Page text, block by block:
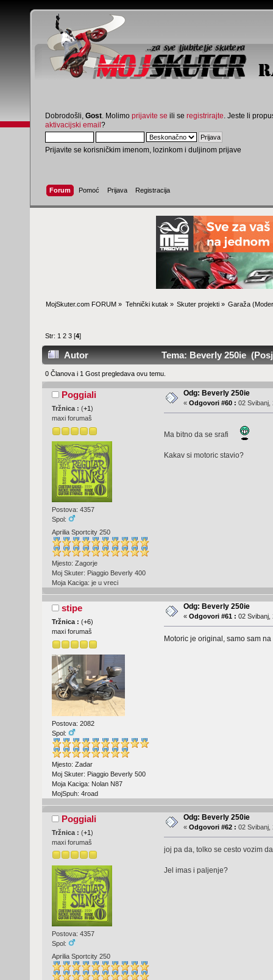
Dobrodošli, Gost . Molimo prijavite se ili se registrirajte . Jeste li
aktivacijski email?
Prijavite se korisničkim imenom, lozinkom i duljinom prijave
Forum Pomoć Prijava Registracija
MojSkuter.com FORUM » Tehnički kutak » Skuter projekti» Garaža
Str: 1 2 3 [4]
Autor Tema: Beverly 250ie
0 Članova i 1 Gost pregledava ovu temu.
Poggiali
Tržnica : (+1 )
maxi forumaš
Postova: 4357
Spol:
Aprilia Sportcity 250
Mjesto: Zagorje
Moj Skuter: Piaggio Beverly 400
Moja Kaciga: je u vreci
Odg: Beverly 250ie
« Odgovori #60 : 02 Svibanj,
Ma bitno da se srafi
Kakav si motoric stavio?
stipe
Tržnica : (+6)
maxi forumaš
Postova: 2082
Spol:
Mjesto: Zadar
Moj Skuter: Piaggio Beverly 500
Moja Kaciga: Nolan N87
MojSpuh: 4road
Odg: Beverly 250ie
« Odgovori #61 : 02 Svibanj,
Motoric je original, samo sam
Poggiali
Tržnica : (+1)
maxi forumaš
Postova: 4357
Spol:
Aprilia Sportcity 250
Odg: Beverly 250ie
« Odgovori #62 : 02 Svibanj,
joj pa da, tolko se cesto vozim
Jel imas i paljenje?